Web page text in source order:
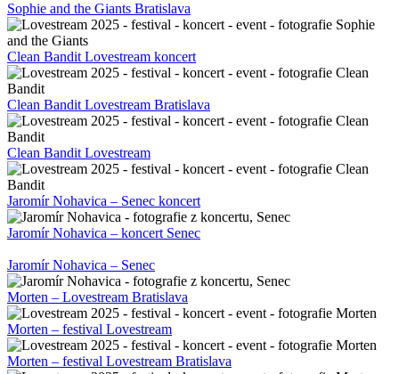
Sophie and the Giants Bratislava
Clean Bandit Lovestream koncert
Clean Bandit Lovestream Bratislava
Clean Bandit Lovestream
Jaromír Nohavica – Senec koncert
Jaromír Nohavica – koncert Senec
Jaromír Nohavica – Senec
Morten – Lovestream Bratislava
Morten – festival Lovestream
Morten – festival Lovestream Bratislava